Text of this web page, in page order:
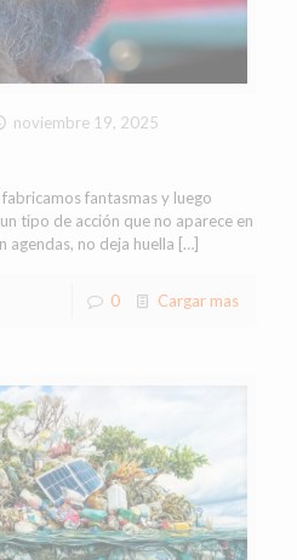
noviembre 19, 2025
fantasmas y luego
tipo de acción que no aparece en
agendas, no deja huella […]
0 Cargar mas